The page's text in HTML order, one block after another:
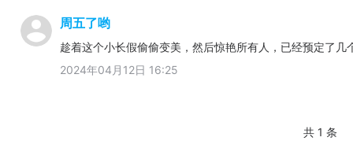
周五了哟
趁着这个小长假偷偷变美，然后惊艳所有人，已经预定了几
2024年04月12日 16:25
共 1 条